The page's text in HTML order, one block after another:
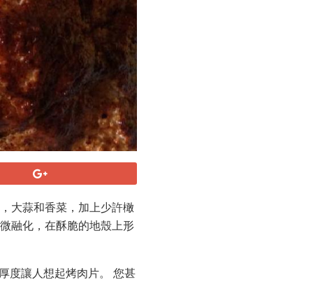
大蒜和香菜，加上少許橄
融化，在酥脆的地殼上形
度讓人想起烤肉片。 您甚